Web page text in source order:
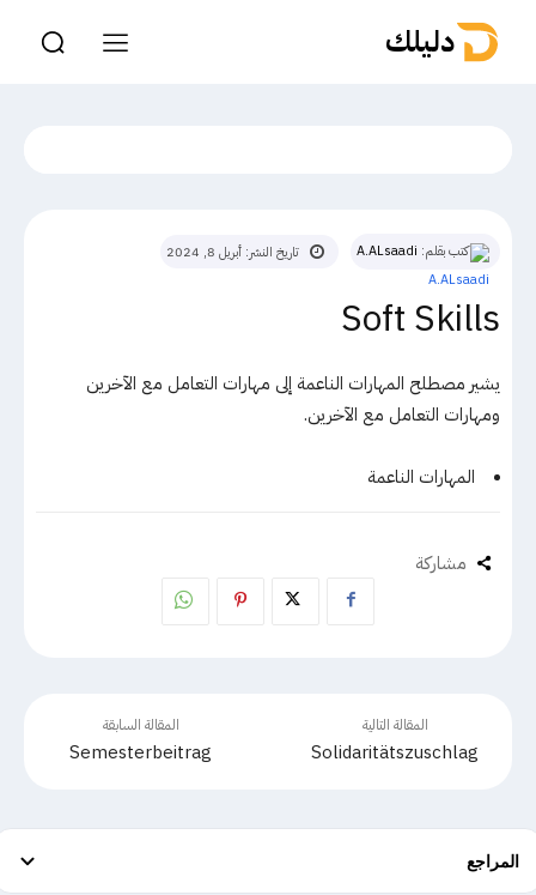
دليلك
كتب بقلم: A.ALsaadi تاريخ النشر: أبريل 8, 2024
Soft Skills
يشير مصطلح المهارات الناعمة إلى مهارات التعامل مع الآخرين
ومهارات التعامل مع الآخرين.
المهارات الناعمة
مشاركة
المقالة السابقة
Semesterbeitrag
المقالة التالية
Solidaritätszuschlag
المراجع